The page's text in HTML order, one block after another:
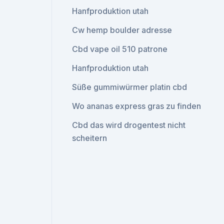
Hanfproduktion utah
Cw hemp boulder adresse
Cbd vape oil 510 patrone
Hanfproduktion utah
Süße gummiwürmer platin cbd
Wo ananas express gras zu finden
Cbd das wird drogentest nicht
scheitern